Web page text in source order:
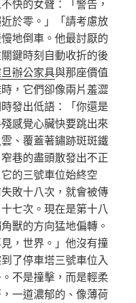
快的女聲：「警告，
於零。」「請考慮放
地倒車。他最討厭的
鍵時刻自動收折的後
辦公家具與那座價值
，它們卻像兩片羞澀
發出低語：「你還是
感覺心臟快要跳出來
、覆蓋著鏽跡斑斑鐵
巷的盡頭散發出不正
的三號車位始終空
敗十八次，就會被傳
七次。現在是第十八
獸的方向猛地偏轉。
，世界。」他沒有撞
了停車塔三號車位入
不是撞擊，而是輕柔
一道濃郁的、像薄荷